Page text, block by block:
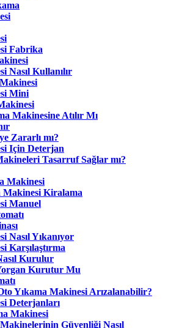
Fabrika
Nasıl Kullanılır
Mini
Makinesine Atılır Mı
Zararlı mı?
Için Deterjan
Tasarruf Sağlar mı?
Makinesi
Makinesi Kiralama
Manuel
Nasıl Yıkanıyor
Karşılaştırma
Kurulur
Kurutur Mu
Yıkama Makinesi Arızalanabilir?
Deterjanları
Makinesi
Güvenliği Nasıl